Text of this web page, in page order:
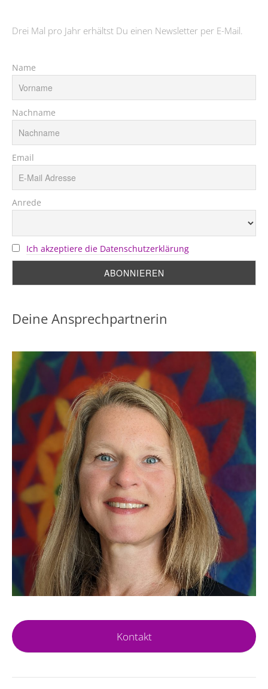
Drei Mal pro Jahr erhältst Du einen Newsletter per E-Mail.
Name
Nachname
Email
Anrede
Ich akzeptiere die Datenschutzerklärung
Deine Ansprechpartnerin
Kontakt